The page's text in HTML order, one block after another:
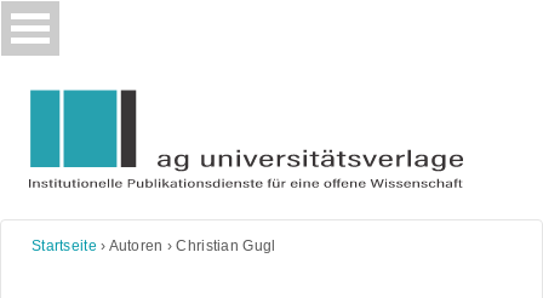
Skip
to
Startseite › Autoren ›Christian Gugl